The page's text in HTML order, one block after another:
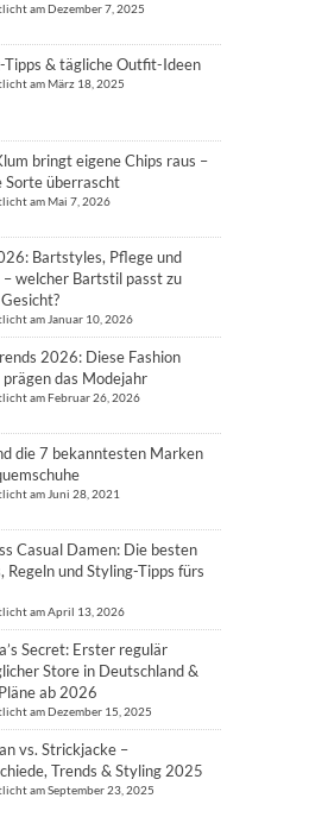
am Dezember 7, 2025
Tipps & tägliche Outfit-Ideen
am März 18, 2025
bringt eigene Chips raus –
Sorte überrascht
am Mai 7, 2026
Bartstyles, Pflege und
– welcher Bartstil passt zu
am Januar 10, 2026
2026: Diese Fashion
prägen das Modejahr
am Februar 26, 2026
die 7 bekanntesten Marken
am Juni 28, 2021
Casual Damen: Die besten
Regeln und Styling-Tipps fürs
am April 13, 2026
Secret: Erster regulär
Store in Deutschland &
ab 2026
am Dezember 15, 2025
vs. Strickjacke –
Trends & Styling 2025
am September 23, 2025